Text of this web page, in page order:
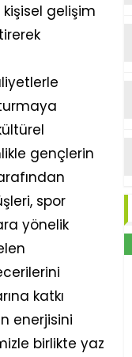
gelişim
gençlerin
spor
yönelik
katkı
enerjisini
birlikte yaz